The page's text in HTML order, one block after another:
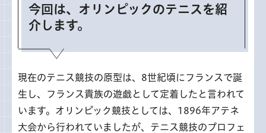
今回は、オリンピックのテニスを紹
介します。
現在のテニス競技の原型は、8世紀頃にフランスで誕
生し、フランス貴族の遊戯として定着したと言われて
います。オリンピック競技としては、1896年アテネ
大会から行われていましたが、テニス競技のプロフェ